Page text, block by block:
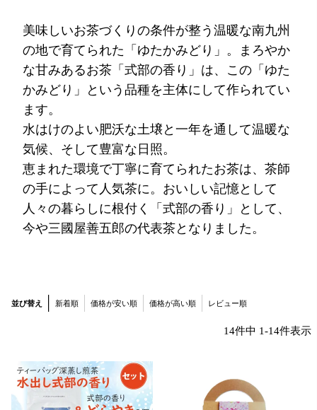
美味しいお茶づくりの条件が整う温暖な南九州
の地で育てられた「ゆたかみどり」。まろやか
な甘みあるお茶「式部の香り」は、この「ゆた
かみどり」という品種を主体にして作られてい
ます。
水はけのよい肥沃な土壌と一年を通して温暖な
気候、そして豊富な日照。
恵まれた環境で丁寧に育てられたお茶は、茶師
の手によって人気茶に。おいしい記憶として
人々の暮らしに根付く「式部の香り」として、
今や三國屋善五郎の代表茶となりました。
並び替え 新着順 価格が安い順 価格が高い順 レビュー順
14件中 1-14件表示